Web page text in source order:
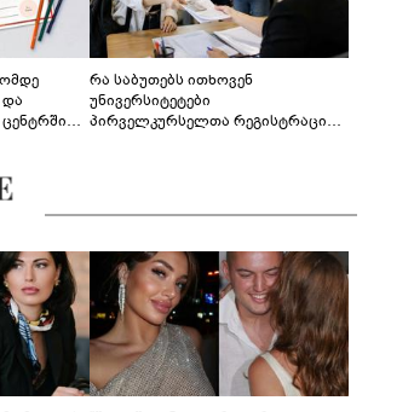
და
რა საბუთებს ითხოვენ
უნივერსიტეტები
პირველკურსელთა რეგისტრაციის